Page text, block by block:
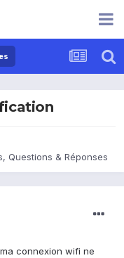
Questions & Réponses
connexion wifi ne